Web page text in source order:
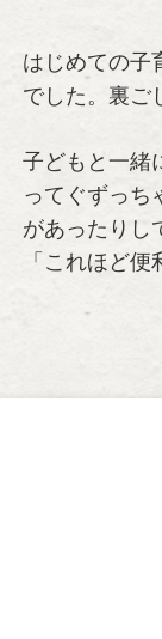
はじめての子
でした。裏ご
子どもと一緒
ってぐずっち
があったりし
「これほど